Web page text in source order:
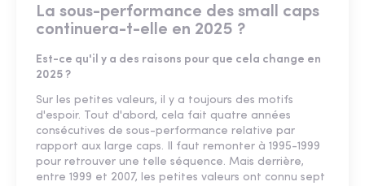
La sous-performance des small caps
continuera-t-elle en 2025 ?
Est-ce qu'il y a des raisons pour que cela change en
2025 ?
Sur les petites valeurs, il y a toujours des motifs
d'espoir. Tout d'abord, cela fait quatre années
consécutives de sous-performance relative par
rapport aux large caps. Il faut remonter à 1995-1999
pour retrouver une telle séquence. Mais derrière,
entre 1999 et 2007, les petites valeurs ont connu sept